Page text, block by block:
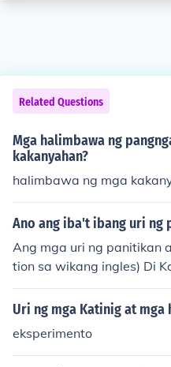
Related Questions
Mga halimbawa ng
kakanyahan?
halimbawa ng mga
Ano ang iba't ibang uri ng
Ang mga uri ng panitikan
tion sa wikang ingles) Di
kang ingles)
Uri ng mga Katinig at mga
eksperimento